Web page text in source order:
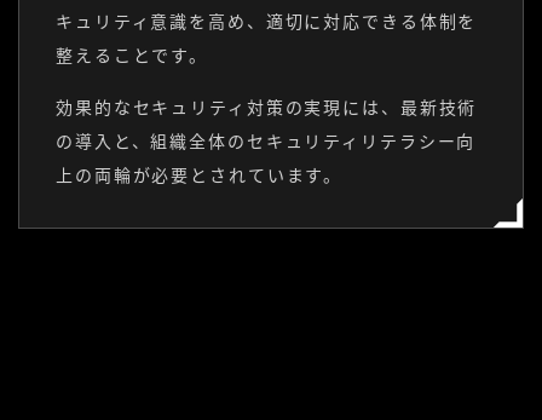
キュリティ意識を高め、適切に対応できる体制を
整えることです。
効果的なセキュリティ対策の実現には、最新技術
の導入と、組織全体のセキュリティリテラシー向
上の両輪が必要とされています。